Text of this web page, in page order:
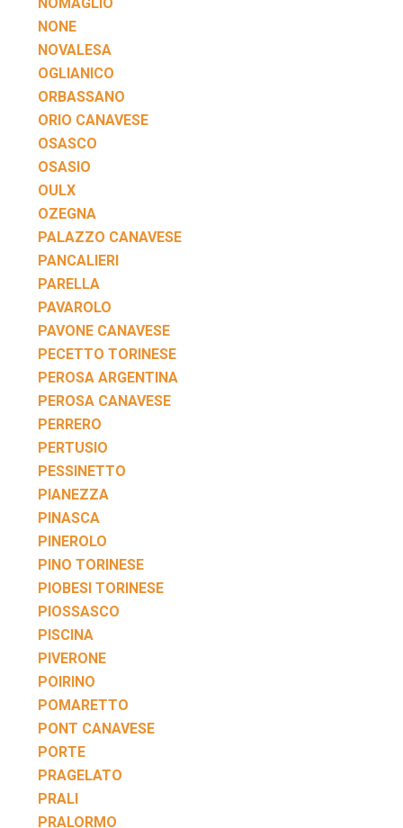
NONE
NOVALESA
OGLIANICO
ORBASSANO
ORIO CANAVESE
OSASCO
OSASIO
OULX
OZEGNA
PALAZZO CANAVESE
PANCALIERI
PARELLA
PAVAROLO
PAVONE CANAVESE
PECETTO TORINESE
PEROSA ARGENTINA
PEROSA CANAVESE
PERRERO
PERTUSIO
PESSINETTO
PIANEZZA
PINASCA
PINEROLO
PINO TORINESE
PIOBESI TORINESE
PIOSSASCO
PISCINA
PIVERONE
POIRINO
POMARETTO
PONT CANAVESE
PORTE
PRAGELATO
PRALI
PRALORMO